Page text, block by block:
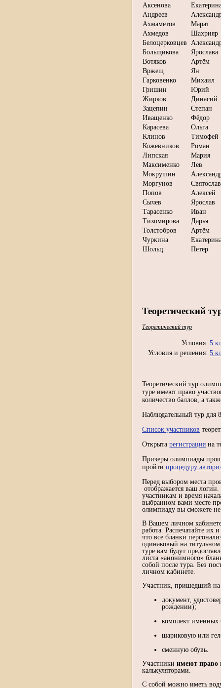
Аксенова
Андреев
Ахмаметов
Марат
Ахмедов
Шахрияр
Белоцерковцев
Больщикова
Ярослава
Вотяков
Артём
Вржещ
Ян
Гарковенко
Михаил
Гришин
Юрий
Жирков
Динасий
Зацепин
Степан
Иващенко
Фёдор
Карасева
Ольга
Клинов
Тимофей
Кожевников
Роман
Липская
Мария
Максименко
Лев
Мокрушин
Моргунов
Святослав
Попов
Алексей
Сычев
Ярослав
Тарасенко
Иван
Тихомирова
Дарья
Толстобров
Артём
Чуркина
Шольц
Петер
Теоретический
Теоретический тур
Условия: 5
Условия и решения: 5
Теоретический тур
туре имеют право
количество баллов, а
Наблюдательный тур для
Список участников
Открыта регистрация на
Призеры олимпиады
пройти процедуру
Перед выбором места
отображается ваш
участникам и время
выбранном вами месте
олимпиаду вы сможете
В Вашем личном кабинете
работа. Распечатайте их
что все бланки
одинаковый на
туре вам будут
листа «анонимного»
собой после тура. Без
личном кабинете.
Участник, пришедший
документ,
рождении);
комплект именных
шариковую или
сменную обувь.
Участники имеют право
калькуляторами.
С собой можно иметь